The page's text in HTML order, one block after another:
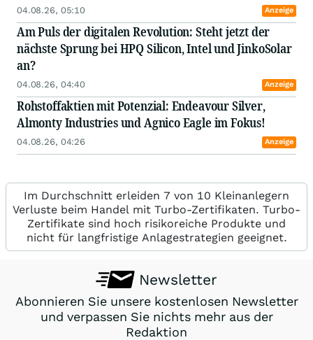
04.08.26, 05:10 Anzeige
Am Puls der digitalen Revolution: Steht jetzt der
nächste Sprung bei HPQ Silicon, Intel und JinkoSolar
an?
04.08.26, 04:40 Anzeige
Rohstoffaktien mit Potenzial: Endeavour Silver,
Almonty Industries und Agnico Eagle im Fokus!
04.08.26, 04:26 Anzeige
Im Durchschnitt erleiden 7 von 10 Kleinanlegern
Verluste beim Handel mit Turbo-Zertifikaten. Turbo-
Zertifikate sind hoch risikoreiche Produkte und
nicht für langfristige Anlagestrategien geeignet.
Newsletter
Abonnieren Sie unsere kostenlosen Newsletter
und verpassen Sie nichts mehr aus der
Redaktion